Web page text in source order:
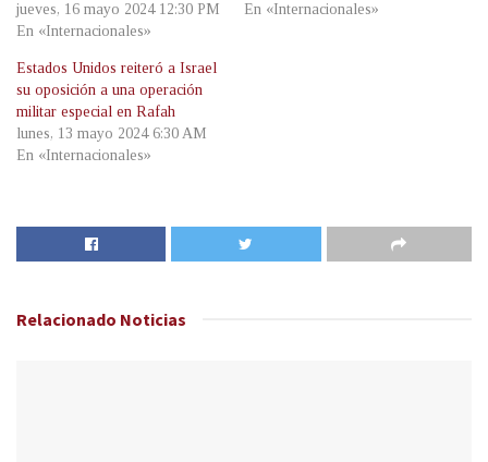
jueves, 16 mayo 2024 12:30 PM
En «Internacionales»
En «Internacionales»
Estados Unidos reiteró a Israel
su oposición a una operación
militar especial en Rafah
lunes, 13 mayo 2024 6:30 AM
En «Internacionales»
Relacionado Noticias